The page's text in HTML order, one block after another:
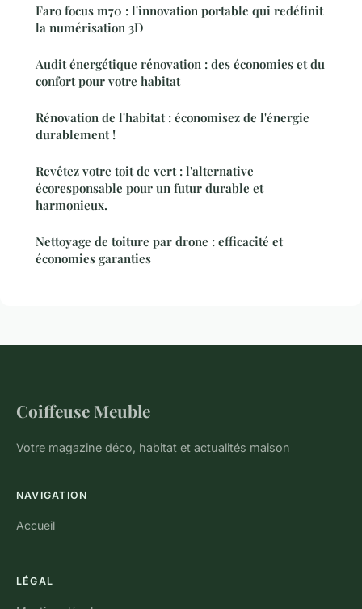
Faro focus m70 : l'innovation portable qui redéfinit
la numérisation 3D
Audit énergétique rénovation : des économies et du
confort pour votre habitat
Rénovation de l'habitat : économisez de l'énergie
durablement !
Revêtez votre toit de vert : l'alternative
écoresponsable pour un futur durable et
harmonieux.
Nettoyage de toiture par drone : efficacité et
économies garanties
Coiffeuse Meuble
Votre magazine déco, habitat et actualités maison
NAVIGATION
Accueil
LÉGAL